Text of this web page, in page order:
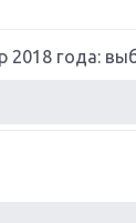
2018 года: